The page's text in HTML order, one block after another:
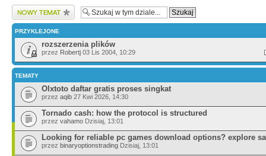
Wyślij nowy temat
PRZYKLEJONE
rozszerzenia plików
przez Robertj 03 Lis 2004, 10:29
TEMATY
Olxtoto daftar gratis proses singkat
przez aqib 27 Kwi 2026, 14:30
Tornado cash: how the protocol is structured
przez vahamo Dzisiaj, 13:01
Looking for reliable pc games download options? explore
przez binaryoptionstrading Dzisiaj, 13:01